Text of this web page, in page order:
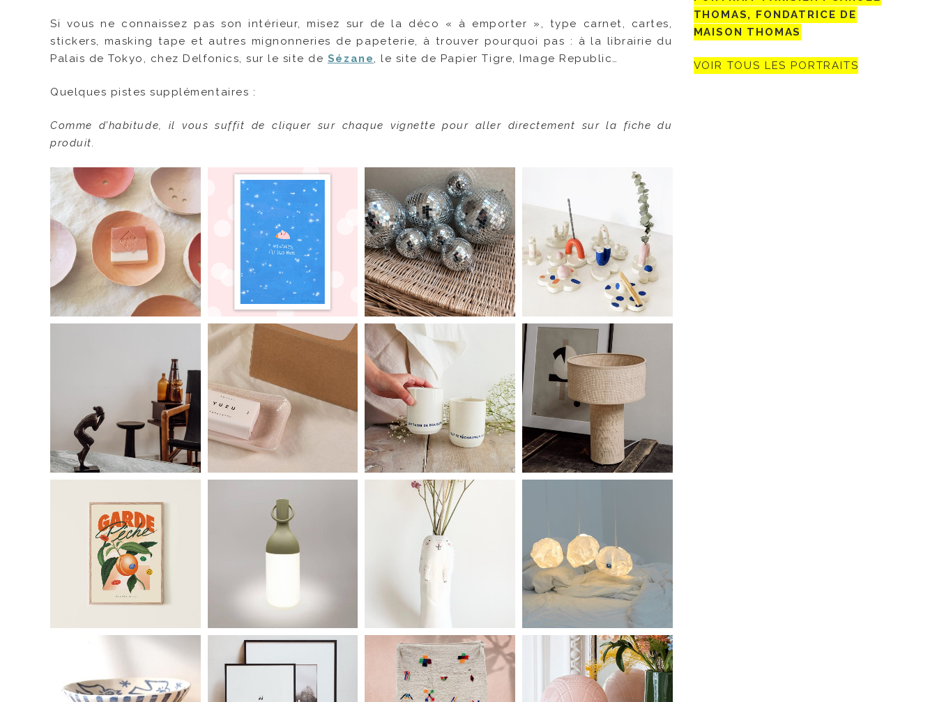
Si vous ne connaissez pas son intérieur, misez sur de la déco « à emporter », type carnet, cartes,
stickers, masking tape et autres mignonneries de papeterie, à trouver pourquoi pas : à la librairie du
Palais de Tokyo, chez Delfonics, sur le site de Sézane, le site de Papier Tigre, Image Republic…
Quelques pistes supplémentaires :
Comme d’habitude, il vous suffit de cliquer sur chaque vignette pour aller directement sur la fiche du
produit.
THOMAS, FONDATRICE DE
MAISON THOMAS
VOIR TOUS LES PORTRAITS